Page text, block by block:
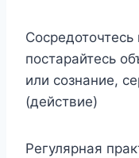
постарайтесь
или сознание,
(действие)
Регулярная